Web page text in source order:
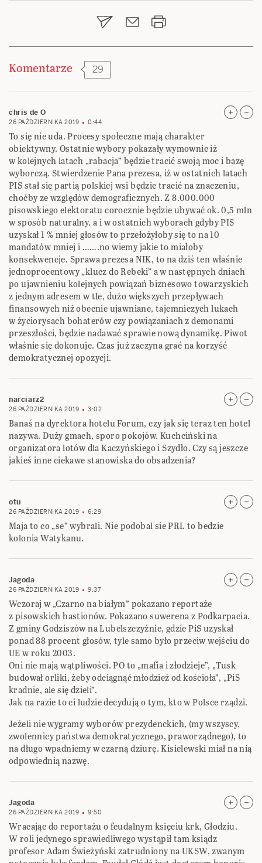
wpisu
Komentarze 29
chris de O
26 PAŹDZIERNIKA 2019 0:44
To się nie uda. Procesy społeczne mają charakter
obiektywny. Ostatnie wybory pokazały wymownie iż
w kolejnych latach „rabacja” będzie tracić swoją moc i bazę
wyborczą. Stwierdzenie Pana prezesa, iż w ostatnich latach
PIS stał się partią polskiej wsi będzie tracić na znaczeniu,
choćby ze względów demograficznych. Z 8.000.000
pisowskiego elektoratu corocznie będzie ubywać ok. 0,5 mln
w sposób naturalny. a i w ostatnich wyborach gdyby PIS
uzyskał 1 % mniej głosów to przełożyłoby się to na 10
mandatów mniej i …….no wiemy jakie to miałoby
konsekwencje. Sprawa prezesa NIK, to na dziś ten właśnie
jednoprocentowy „klucz do Rebeki” a w następnych dniach
po ujawnieniu kolejnych powiązań biznesowo towarzyskich
z jednym adresem w tle, dużo większych przepływach
finansowych niż obecnie ujawniane, tajemniczych lukach
w życiorysach bohaterów czy powiązaniach z demonami
przeszłości, będzie nadawać sprawie nową dynamikę. Piwot
właśnie się dokonuje. Czas już zaczyna grać na korzyść
demokratycznej opozycji.
narciarz2
26 PAŹDZIERNIKA 2019 3:02
Banaś na dyrektora hotelu Forum, czy jak się teraz ten hotel
nazywa. Duży gmach, sporo pokojów. Kuchciński na
organizatora lotów dla Kaczyńskiego i Szydło. Czy są jeszcze
jakieś inne ciekawe stanowiska do obsadzenia?
otu
26 PAŹDZIERNIKA 2019 6:29
Maja to co „se” wybrali. Nie podobal sie PRL to bedzie
kolonia Watykanu.
Jagoda
26 PAŹDZIERNIKA 2019 9:37
Wczoraj w „Czarno na białym” pokazano reportaże
z pisowskich bastionów. Pokazano suwerena z Podkarpacia.
Z gminy Godziszów na Lubelszczyźnie, gdzie PiS uzyskał
ponad 88 procent głosów, tyle samo było przeciw wejściu do
UE w roku 2003.
Oni nie mają wątpliwości. PO to „mafia i złodzieje”, „Tusk
budował orliki, żeby odciągnąć młodzież od kościoła”, „PiS
kradnie, ale się dzieli”.
Jak na razie to ci ludzie decydują o tym, kto w Polsce rządzi.
Jeżeli nie wygramy wyborów prezydenckich, (my wszyscy,
zwolennicy państwa demokratycznego, praworządnego), to
na długo wpadniemy w czarną dziurę. Kisielewski miał na nią
odpowiednią nazwę.
Jagoda
26 PAŹDZIERNIKA 2019 9:50
Wracając do reportażu o feudalnym księciu krk, Głodziu.
W roli jedynego sprawiedliwego wystąpił tam ksiądz
profesor Adam Świeżyński zatrudniony na UKSW, zwanym